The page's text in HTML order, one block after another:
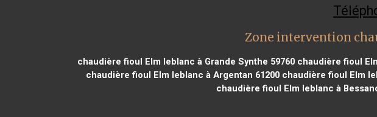
Zone intervention
chaudière fioul Elm leblanc à Grande Synthe 59760chaudière fioul
chaudière fioul Elm leblanc à Argentan 61200 chaudière fioul Elm
chaudière fioul Elm leblanc à